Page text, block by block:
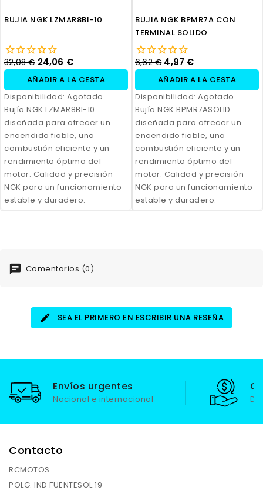
BUJIA NGK LZMAR8BI-10
32,08 € 24,06 €
AÑADIR A LA CESTA
Disponibilidad: Agotado
Bujía NGK LZMAR8BI-10
diseñada para ofrecer un
encendido fiable, una
combustión eficiente y un
rendimiento óptimo del
motor. Calidad y precisión
NGK para un funcionamiento
estable y duradero.
BUJIA NGK BPMR7A CON
TERMINAL SOLIDO
6,62 € 4,97 €
AÑADIR A LA CESTA
Disponibilidad: Agotado
Bujía NGK BPMR7ASOLID
diseñada para ofrecer un
encendido fiable, una
combustión eficiente y un
rendimiento óptimo del
motor. Calidad y precisión
NGK para un funcionamiento
estable y duradero.
Comentarios (0)
SEA EL PRIMERO EN ESCRIBIR UNA RESEÑA
Envíos urgentes
Nacional e internacional
Contacto
RCMOTOS
POLG. IND FUENTESOL 19